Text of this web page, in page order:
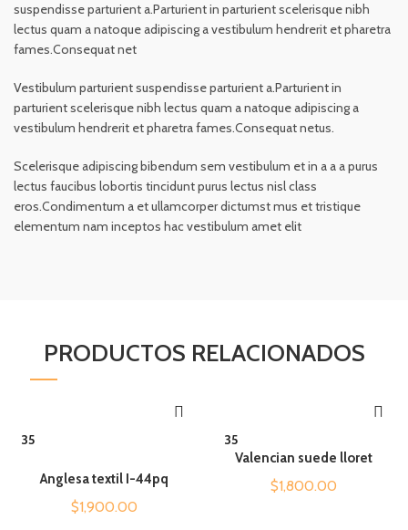
suspendisse parturient a.Parturient in parturient scelerisque nibh
lectus quam a natoque adipiscing a vestibulum hendrerit et pharetra
fames.Consequat net
Vestibulum parturient suspendisse parturient a.Parturient in
parturient scelerisque nibh lectus quam a natoque adipiscing a
vestibulum hendrerit et pharetra fames.Consequat netus.
Scelerisque adipiscing bibendum sem vestibulum et in a a a purus
lectus faucibus lobortis tincidunt purus lectus nisl class
eros.Condimentum a et ullamcorper dictumst mus et tristique
elementum nam inceptos hac vestibulum amet elit
PRODUCTOS RELACIONADOS
35
Anglesa textil I-44pq
$1,900.00
35
Valencian suede lloret
$1,800.00